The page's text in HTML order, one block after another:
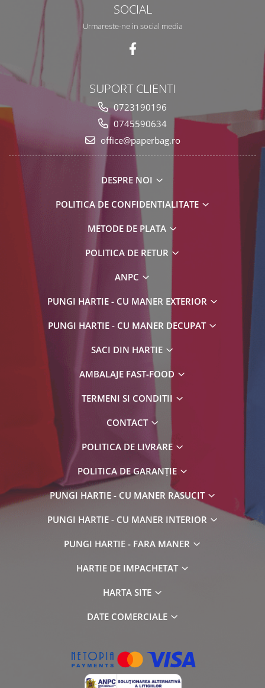
SOCIAL
Urmareste-ne in social media
SUPORT CLIENTI
0723190196
0745590634
office@paperbag.ro
DESPRE NOI
POLITICA DE CONFIDENTIALITATE
METODE DE PLATA
POLITICA DE RETUR
ANPC
PUNGI HARTIE - CU MANER EXTERIOR
PUNGI HARTIE - CU MANER DECUPAT
SACI DIN HARTIE
AMBALAJE FAST-FOOD
TERMENI SI CONDITII
CONTACT
POLITICA DE LIVRARE
POLITICA DE GARANȚIE
PUNGI HARTIE - CU MANER RASUCIT
PUNGI HARTIE - CU MANER INTERIOR
PUNGI HARTIE - FARA MANER
HARTIE DE IMPACHETAT
HARTA SITE
DATE COMERCIALE